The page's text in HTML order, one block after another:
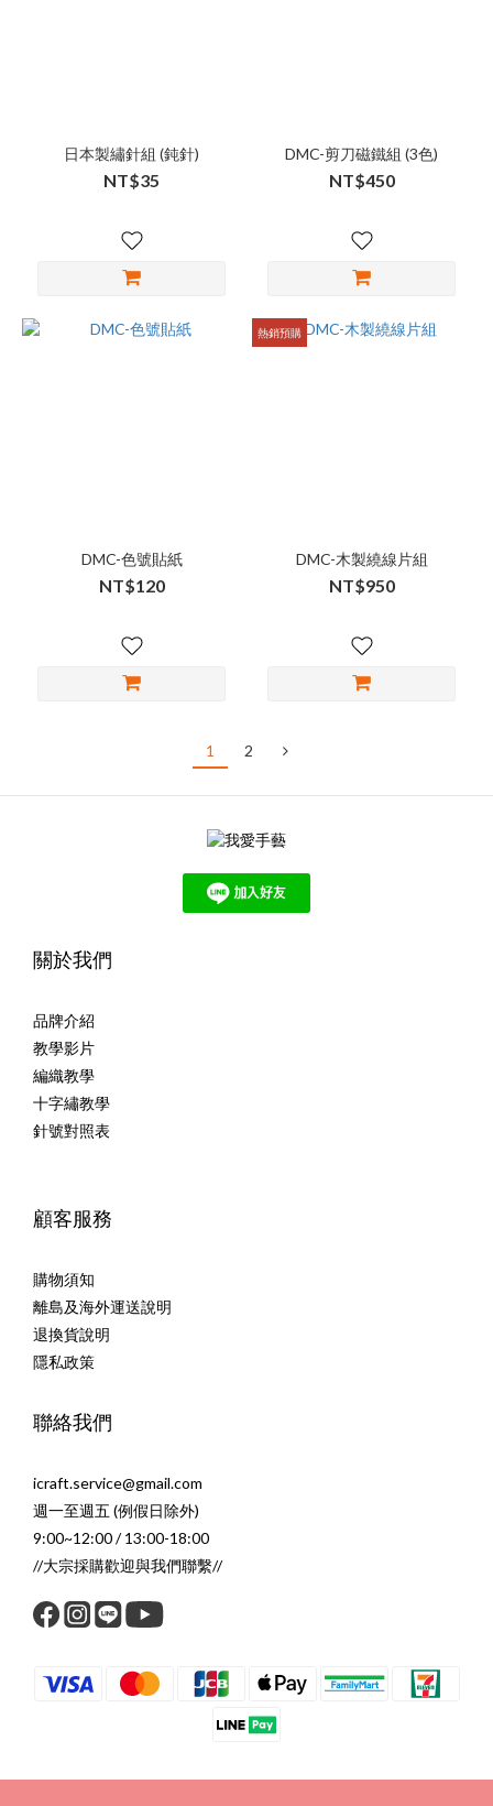
日本製繡針組 (鈍針)
NT$35
DMC-剪刀磁鐵組 (3色)
NT$450
DMC-色號貼紙
NT$120
熱銷預購
DMC-木製繞線片組
NT$950
1 2
關於我們
品牌介紹
教學影片
編織教學
十字繡教學
針號對照表
顧客服務
購物須知
離島及海外運送說明
退換貨說明
隱私政策
聯絡我們
icraft.service@gmail.com
週一至週五 (例假日除外)
9:00~12:00 / 13:00-18:00
//大宗採購歡迎與我們聯繫//